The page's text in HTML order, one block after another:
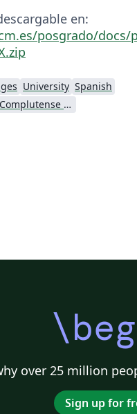
en:
posgrado/docs/
University Spanish
Universidad Complutense de Madrid
over 25 million
Sign up for